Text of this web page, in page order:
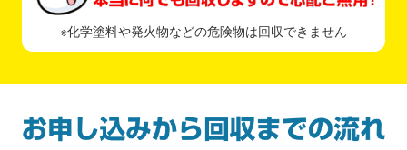
※化学塗料や発火物などの危険物は回収できません